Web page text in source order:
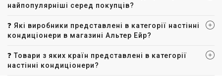
найпопулярніші серед покупців?
❓ Які виробники представлені в категорії настінні
кондиціонери в магазині Альтер Ейр?
❓ Товари з яких країн представлені в категорії
настінні кондиціонери?